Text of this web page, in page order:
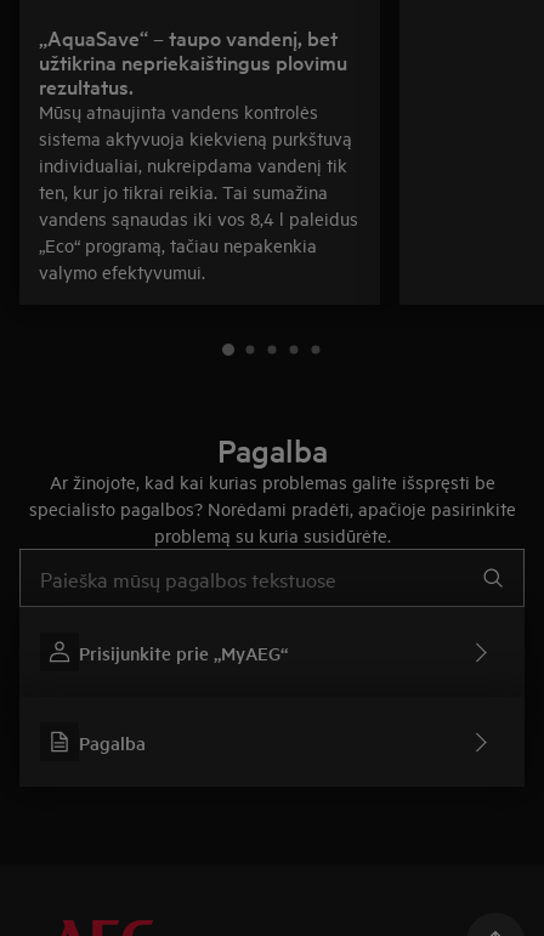
„AquaSave“ – taupo vandenį, bet
užtikrina nepriekaištingus plovimu
rezultatus.
Mūsų atnaujinta vandens kontrolės
sistema aktyvuoja kiekvieną purkštuvą
individualiai, nukreipdama vandenį tik
ten, kur jo tikrai reikia. Tai sumažina
vandens sąnaudas iki vos 8,4 l paleidus
„Eco“ programą, tačiau nepakenkia
valymo efektyvumui.
Pagalba
Ar žinojote, kad kai kurias problemas galite išspręsti be
specialisto pagalbos? Norėdami pradėti, apačioje pasirinkite
problemą su kuria susidūrėte.
Prisijunkite prie „MyAEG“
Pagalba